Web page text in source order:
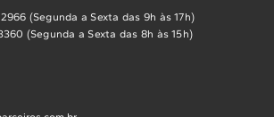
(Segunda a Sexta das 9h às 17h)
(Segunda a Sexta das 8h às 15h)